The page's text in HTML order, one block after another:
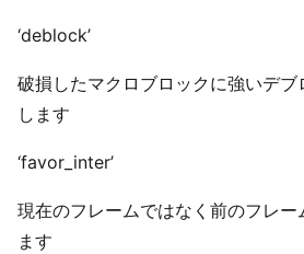
‘deblock’
破損したマクロブロックに強いデ
します
‘favor_inter’
現在のフレームではなく前のフレー
ます